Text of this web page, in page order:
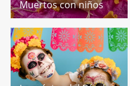
Muertos con niños